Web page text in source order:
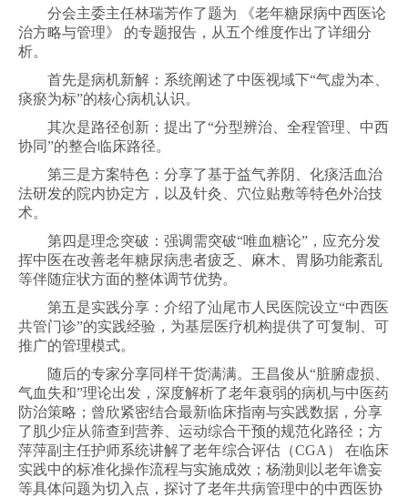
分会主委主任林瑞芳作了题为 《老年糖尿病中西医论
治方略与管理》 的专题报告，从五个维度作出了详细分
析。
首先是病机新解：系统阐述了中医视域下“气虚为本、
痰瘀为标”的核心病机认识。
其次是路径创新：提出了“分型辨治、全程管理、中西
协同”的整合临床路径。
第三是方案特色：分享了基于益气养阴、化痰活血治
法研发的院内协定方，以及针灸、穴位贴敷等特色外治技
术。
第四是理念突破：强调需突破“唯血糖论”，应充分发
挥中医在改善老年糖尿病患者疲乏、麻木、胃肠功能紊乱
等伴随症状方面的整体调节优势。
第五是实践分享：介绍了汕尾市人民医院设立“中西医
共管门诊”的实践经验，为基层医疗机构提供了可复制、可
推广的管理模式。
随后的专家分享同样干货满满。王昌俊从“脏腑虚损、
气血失和”理论出发，深度解析了老年衰弱的病机与中医药
防治策略；曾欣紧密结合最新临床指南与实践数据，分享
了肌少症从筛查到营养、运动综合干预的规范化路径；方
萍萍副主任护师系统讲解了老年综合评估（CGA） 在临床
实践中的标准化操作流程与实施成效；杨渤则以老年谵妄
等具体问题为切入点，探讨了老年共病管理中的中西医协